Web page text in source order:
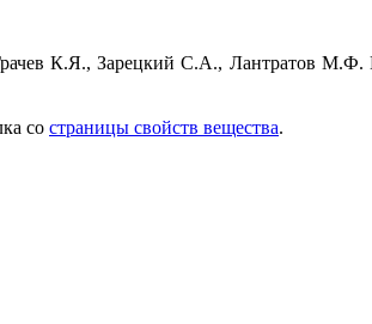
К.Я., Зарецкий С.А., Лантратов М.Ф.
со страницы свойств вещества.